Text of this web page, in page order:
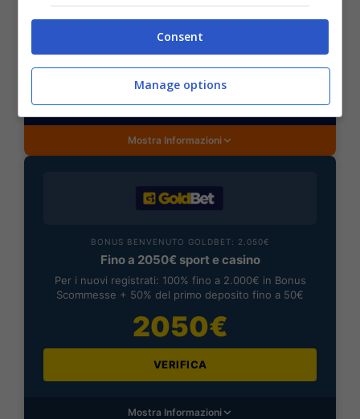
Bonus 50€ senza deposito sport + fino a 50€ di
bonus rimborso sul primo deposito
200€
VERIFICA
Mostra Informazioni
BONUS BENVENUTO GOLDBET: 2.050€
Fino a 2050€ sport e casino
Per i nuovi registrati: 100% fino a 2.000€ in Bonus
Scommesse + 50% del primo deposito fino a 50€
2050€
VERIFICA
Mostra Informazioni
Consent
Manage options